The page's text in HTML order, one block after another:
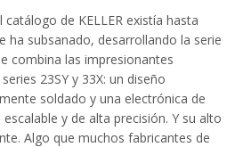
de KELLER existía hasta
ha subsanado, desarrollando la serie
combina las impresionantes
23SY y 33X: un diseño
soldado y una electrónica de
y de alta precisión. Y su alto
Algo que muchos fabricantes de